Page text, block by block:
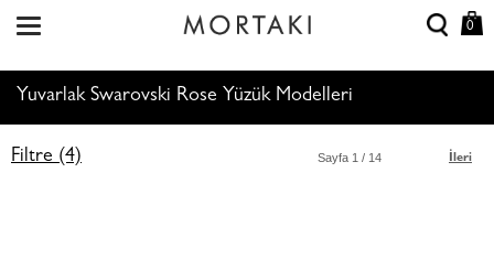
0
Yuvarlak Swarovski Rose Yüzük Modelleri
Filtre (4) İleri
Sayfa 1 / 14